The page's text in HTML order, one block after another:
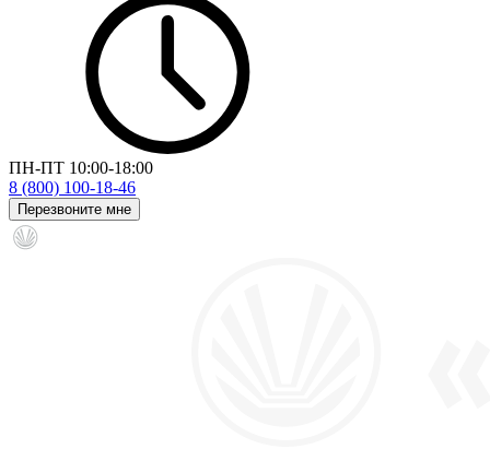
ПН-ПТ 10:00-18:00
8 (800) 100-18-46
Перезвоните мне